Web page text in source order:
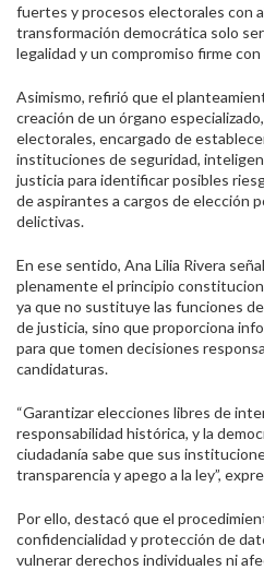
fuertes y procesos electorales con
transformación democrática solo
legalidad y un compromiso firme con
Asimismo, refirió que el
creación de un órgano
electorales, encargado de
instituciones de seguridad,
justicia para identificar posibles
de aspirantes a cargos de elección
delictivas.
En ese sentido, Ana Lilia Rivera
plenamente el principio
ya que no sustituye las funciones
de justicia, sino que proporciona
para que tomen decisiones
candidaturas.
“Garantizar elecciones libres de
responsabilidad histórica, y la
ciudadanía sabe que sus
transparencia y apego a la ley”,
Por ello, destacó que el
confidencialidad y protección de
vulnerar derechos individuales ni